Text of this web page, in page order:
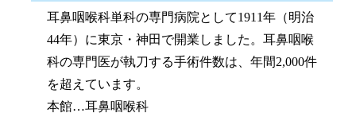
耳鼻咽喉科単科の専門病院として1911年（明治
44年）に東京・神田で開業しました。耳鼻咽喉
科の専門医が執刀する手術件数は、年間2,000件
を超えています。
本館…耳鼻咽喉科